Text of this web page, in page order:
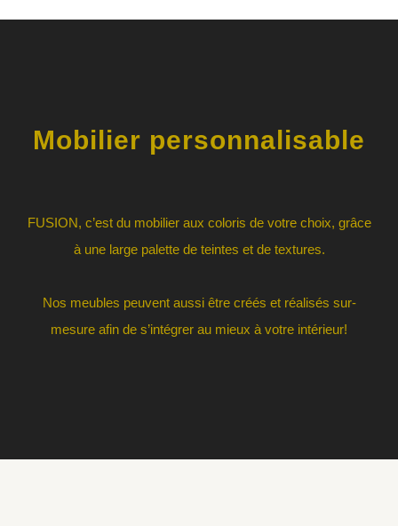
Mobilier personnalisable
FUSION, c’est du mobilier aux coloris de votre choix, grâce
à une large palette de teintes et de textures.
Nos meubles peuvent aussi être créés et réalisés sur-
mesure afin de s’intégrer au mieux à votre intérieur!